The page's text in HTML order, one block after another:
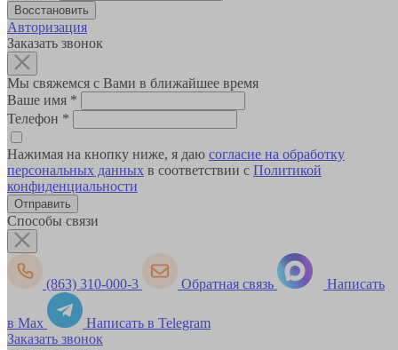
Авторизация
Заказать звонок
Мы свяжемся с Вами в ближайшее время
Ваше имя *
Телефон *
Нажимая на кнопку ниже, я даю согласие на обработку
персональных данных в соответствии с Политикой
конфиденциальности
Способы связи
(863) 310-000-3 Обратная связь Написать
в Max
Написать в Telegram
Заказать звонок